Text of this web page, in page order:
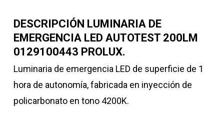
DESCRIPCIÓN LUMINARIA DE
EMERGENCIA LED AUTOTEST 200LM
0129100443 PROLUX.
Luminaria de emergencia LED de superficie de 1
hora de autonomía, fabricada en inyección de
policarbonato en tono 4200K.